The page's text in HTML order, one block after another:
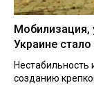
Мобилизация,
Украине
Нестабильность
созданию